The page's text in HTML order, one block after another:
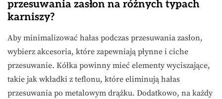
przesuwania zasłon na różnych typach
karniszy?
Aby minimalizować hałas podczas przesuwania zasłon,
wybierz akcesoria, które zapewniają płynne i ciche
przesuwanie. Kółka powinny mieć elementy wyciszające,
takie jak wkładki z teflonu, które eliminują hałas
przesuwania po metalowym drążku. Dodatkowo, na każdy